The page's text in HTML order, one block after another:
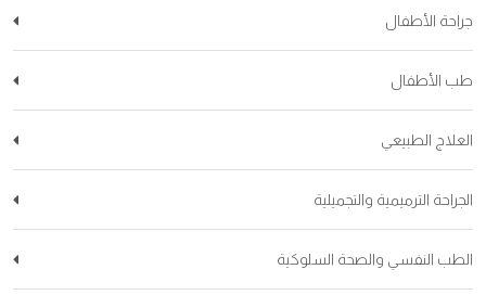
جراحة الأطفال
طب الأطفال
العلاج الطبيعي
الجراحة الترميمية والتجميلية
الطب النفسي والصحة السلوكية